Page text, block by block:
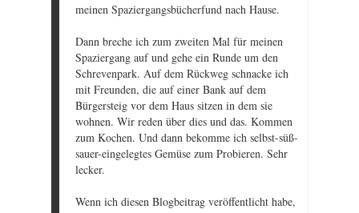
meinen Spaziergangsbücherfund nach Hause.
Dann breche ich zum zweiten Mal für meinen
Spaziergang auf und gehe ein Runde um den
Schrevenpark. Auf dem Rückweg schnacke ich
mit Freunden, die auf einer Bank auf dem
Bürgersteig vor dem Haus sitzen in dem sie
wohnen. Wir reden über dies und das. Kommen
zum Kochen. Und dann bekomme ich selbst-süß-
sauer-eingelegtes Gemüse zum Probieren. Sehr
lecker.
Wenn ich diesen Blogbeitrag veröffentlicht habe,